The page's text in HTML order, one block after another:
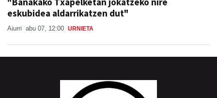
eskubidea aldarrikatzen dut"
Aiurri abu 07, 12:00 URNIETA